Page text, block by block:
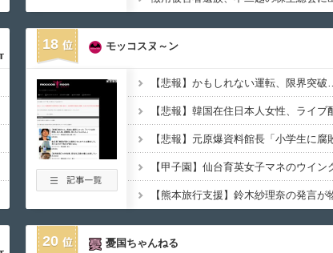
18 モッコスヌ～ン
20 憂国ちゃんねる